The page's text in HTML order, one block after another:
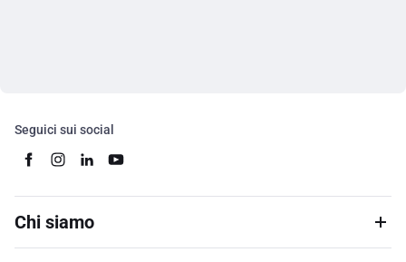
Seguici sui social
Chi siamo